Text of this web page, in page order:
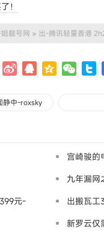
！
姐靓号网 » 出-腾讯轻量香港
静中-roxsky
宫崎骏的
九年漏网
元-
出搬瓦
新罗云仅